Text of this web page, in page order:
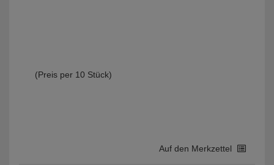
(Preis per 10 Stück)
Auf den Merkzettel